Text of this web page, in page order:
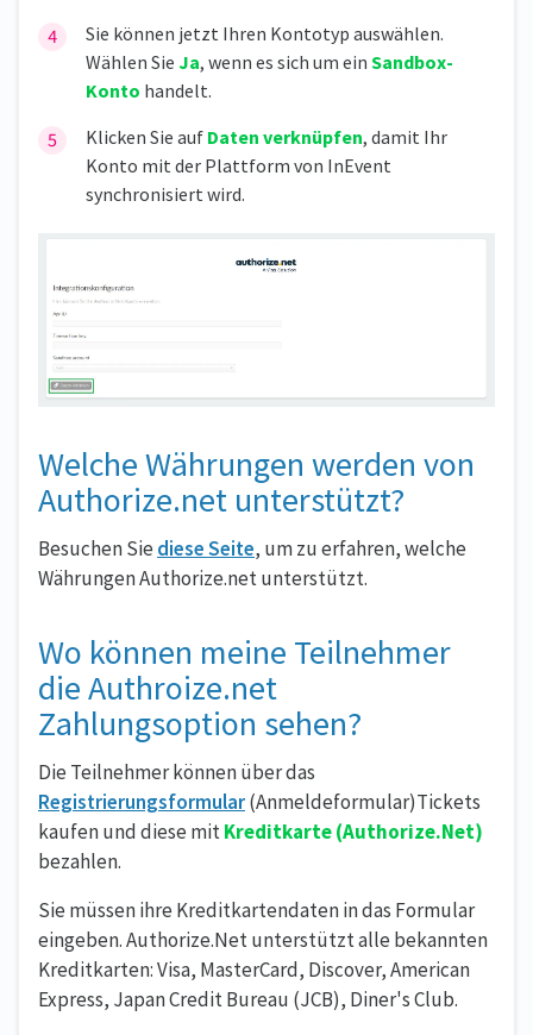
Sie können jetzt Ihren Kontotyp auswählen.
Wählen Sie Ja, wenn es sich um ein Sandbox-
Konto handelt.
Klicken Sie auf Daten verknüpfen, damit Ihr
Konto mit der Plattform von InEvent
synchronisiert wird.
Welche Währungen werden von
Authorize.net unterstützt?
Besuchen Sie diese Seite, um zu erfahren, welche
Währungen Authorize.net unterstützt.
Wo können meine Teilnehmer
die Authroize.net
Zahlungsoption sehen?
Die Teilnehmer können über das
Registrierungsformular(Anmeldeformular)Tickets
kaufen und diese mitKreditkarte (Authorize.Net)
bezahlen.
Sie müssen ihre Kreditkartendaten in das Formular
eingeben. Authorize.Net unterstützt alle bekannten
Kreditkarten: Visa, MasterCard, Discover, American
Express, Japan Credit Bureau (JCB), Diner's Club.